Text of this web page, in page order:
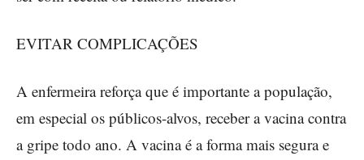
EVITAR COMPLICAÇÕES
A enfermeira reforça que é importante a população,
em especial os públicos-alvos, receber a vacina contra
a gripe todo ano. A vacina é a forma mais segura e